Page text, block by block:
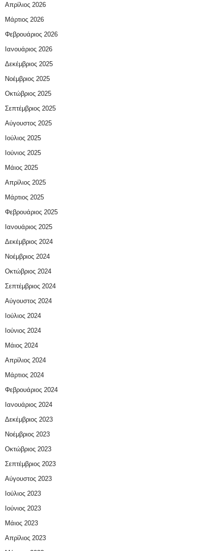
Απρίλιος 2026
Μάρτιος 2026
Φεβρουάριος 2026
Ιανουάριος 2026
Δεκέμβριος 2025
Νοέμβριος 2025
Οκτώβριος 2025
Σεπτέμβριος 2025
Αύγουστος 2025
Ιούλιος 2025
Ιούνιος 2025
Μάιος 2025
Απρίλιος 2025
Μάρτιος 2025
Φεβρουάριος 2025
Ιανουάριος 2025
Δεκέμβριος 2024
Νοέμβριος 2024
Οκτώβριος 2024
Σεπτέμβριος 2024
Αύγουστος 2024
Ιούλιος 2024
Ιούνιος 2024
Μάιος 2024
Απρίλιος 2024
Μάρτιος 2024
Φεβρουάριος 2024
Ιανουάριος 2024
Δεκέμβριος 2023
Νοέμβριος 2023
Οκτώβριος 2023
Σεπτέμβριος 2023
Αύγουστος 2023
Ιούλιος 2023
Ιούνιος 2023
Μάιος 2023
Απρίλιος 2023